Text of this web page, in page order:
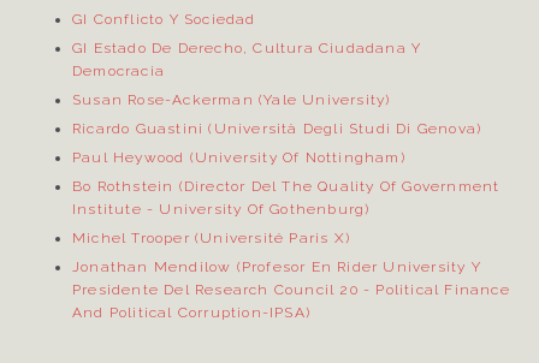
GI Conflicto Y Sociedad
GI Estado De Derecho, Cultura Ciudadana Y
Democracia
Susan Rose-Ackerman (Yale University)
Ricardo Guastini (Università Degli Studi Di Genova)
Paul Heywood (University Of Nottingham)
Bo Rothstein (Director DelThe Quality Of Government
Institute - University Of Gothenburg)
Michel Trooper (Université Paris X)
Jonathan Mendilow (Profesor En Rider University Y
Presidente Del Research Council 20 - Political Finance
And Political Corruption-IPSA)